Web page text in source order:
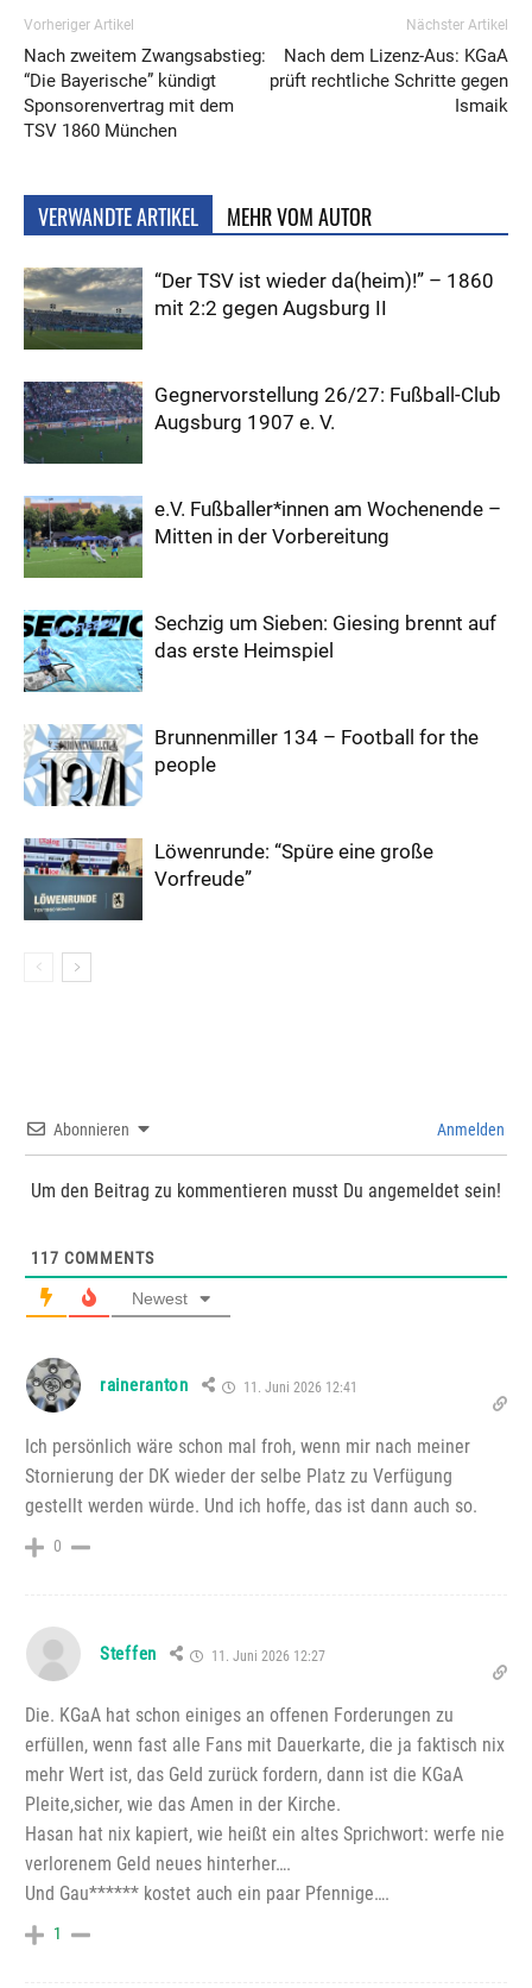
Vorheriger Artikel
Nach zweitem Zwangsabstieg:
“Die Bayerische” kündigt
Sponsorenvertrag mit dem
TSV 1860 München
Nächster Artikel
Nach dem Lizenz-Aus: KGaA
prüft rechtliche Schritte gegen
Ismaik
VERWANDTE ARTIKEL MEHR VOM AUTOR
“Der TSV ist wieder da(heim)!” – 1860
mit 2:2 gegen Augsburg II
Gegnervorstellung 26/27: Fußball-Club
Augsburg 1907 e. V.
e.V. Fußballer*innen am Wochenende –
Mitten in der Vorbereitung
Sechzig um Sieben: Giesing brennt auf
das erste Heimspiel
Brunnenmiller 134 – Football for the
people
Löwenrunde: “Spüre eine große
Vorfreude”
Abonnieren Anmelden
Um den Beitrag zu kommentieren musst Du angemeldet sein!
117 COMMENTS
Newest
raineranton 11. Juni 2026 12:41
Ich persönlich wäre schon mal froh, wenn mir nach meiner
Stornierung der DK wieder der selbe Platz zu Verfügung
gestellt werden würde. Und ich hoffe, das ist dann auch so.
0
Steffen 11. Juni 2026 12:27
Die. KGaA hat schon einiges an offenen Forderungen zu
erfüllen, wenn fast alle Fans mit Dauerkarte, die ja faktisch nix
mehr Wert ist, das Geld zurück fordern, dann ist die KGaA
Pleite,sicher, wie das Amen in der Kirche.
Hasan hat nix kapiert, wie heißt ein altes Sprichwort: werfe nie
verlorenem Geld neues hinterher….
Und Gau****** kostet auch ein paar Pfennige….
1